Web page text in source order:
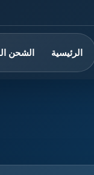
الرئيسية الشحن